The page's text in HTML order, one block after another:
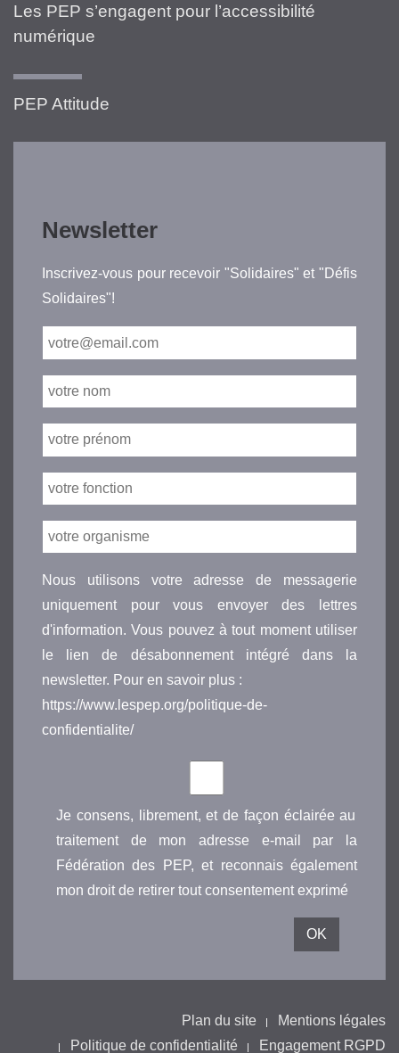
Les PEP s’engagent pour l’accessibilité
numérique
PEP Attitude
Newsletter
Inscrivez-vous pour recevoir "Solidaires" et "Défis
Solidaires"!
Nous utilisons votre adresse de messagerie
uniquement pour vous envoyer des lettres
d'information. Vous pouvez à tout moment utiliser
le lien de désabonnement intégré dans la
newsletter. Pour en savoir plus :
https://www.lespep.org/politique-de-
confidentialite/
Je consens, librement, et de façon éclairée au
traitement de mon adresse e-mail par la
Fédération des PEP, et reconnais également
mon droit de retirer tout consentement exprimé
Plan du site
Mentions légales
Politique de confidentialité
Engagement RGPD